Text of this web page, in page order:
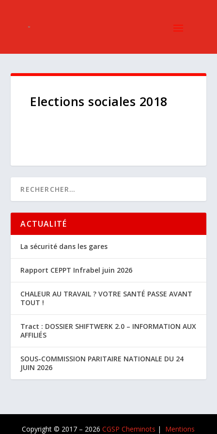
Elections sociales 2018
ACTUALITÉ
La sécurité dans les gares
Rapport CEPPT Infrabel juin 2026
CHALEUR AU TRAVAIL ? VOTRE SANTÉ PASSE AVANT
TOUT !
Tract : DOSSIER SHIFTWERK 2.0 – INFORMATION AUX
AFFILIÉS
SOUS-COMMISSION PARITAIRE NATIONALE DU 24
JUIN 2026
Copyright © 2017 – 2026 CGSP Cheminots | Mentions